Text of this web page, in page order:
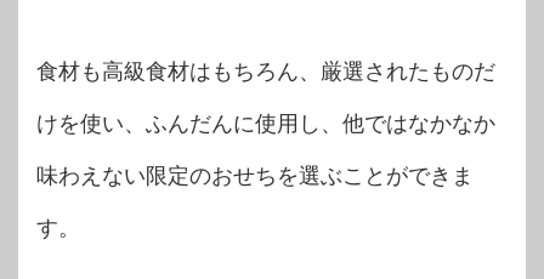
食材も高級食材はもちろん、厳選されたものだ
けを使い、ふんだんに使用し、他ではなかなか
味わえない限定のおせちを選ぶことができま
す。